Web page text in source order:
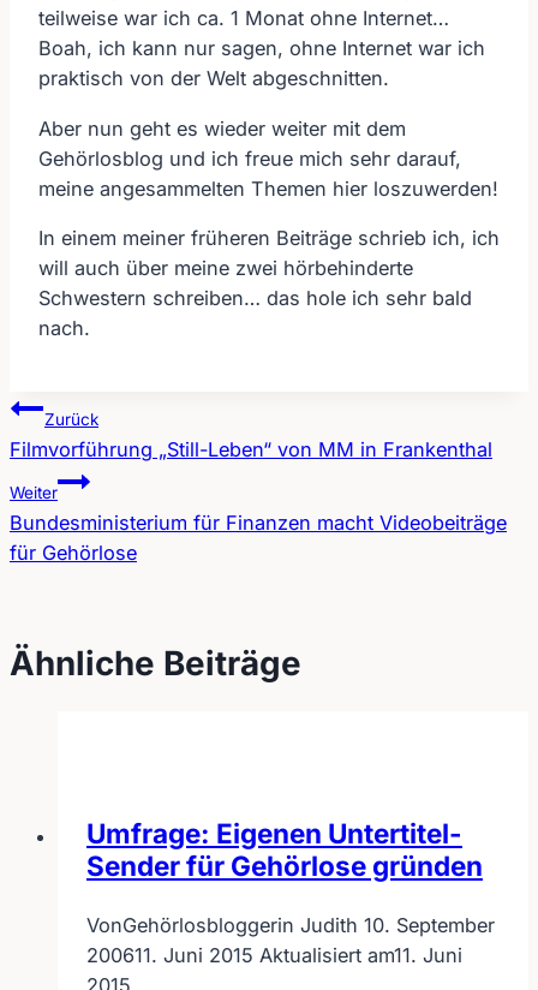
teilweise war ich ca. 1 Monat ohne Internet…
Boah, ich kann nur sagen, ohne Internet war ich
praktisch von der Welt abgeschnitten.
Aber nun geht es wieder weiter mit dem
Gehörlosblog und ich freue mich sehr darauf,
meine angesammelten Themen hier loszuwerden!
In einem meiner früheren Beiträge schrieb ich, ich
will auch über meine zwei hörbehinderte
Schwestern schreiben… das hole ich sehr bald
nach.
Beitragsnavigation
Zurück
Filmvorführung „Still-Leben“ von MM in Frankenthal
Weiter
Bundesministerium für Finanzen macht Videobeiträge
für Gehörlose
Ähnliche Beiträge
Umfrage: Eigenen Untertitel-
Sender für Gehörlose gründen
VonGehörlosbloggerin Judith 10. September
200611. Juni 2015 Aktualisiert am11. Juni